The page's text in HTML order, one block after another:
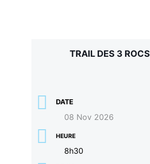
TRAIL DES 3 ROCS
DATE
08 Nov 2026
HEURE
8h30